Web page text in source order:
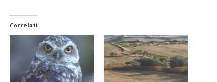
Correlati